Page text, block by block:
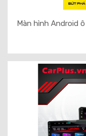
Màn hình Android